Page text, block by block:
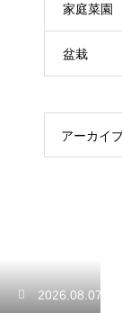
家庭菜園
盆栽
アーカイ
2026.08.07